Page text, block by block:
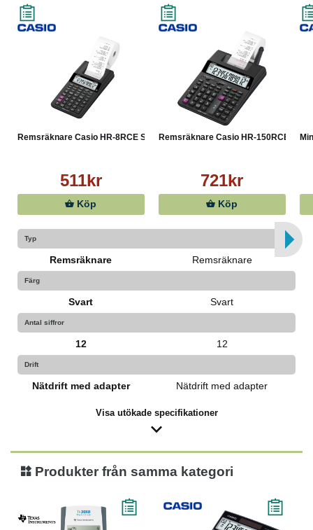
Mått (LxBxH): 239 x 102 x 82 mm
Remsräknare Casio HR-8RCE S...
511kr
Köp
Remsräknare Casio HR-150RCE
721kr
Köp
Typ
Remsräknare Remsräknare
Färg
Svart Svart
Antal siffror
12 12
Drift
Nätdrift med adapter Nätdrift med adapter
Visa utökade specifikationer
Produkter från samma kategori